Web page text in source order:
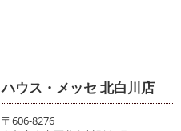
ハウス・メッセ 北白川店
〒606-8276